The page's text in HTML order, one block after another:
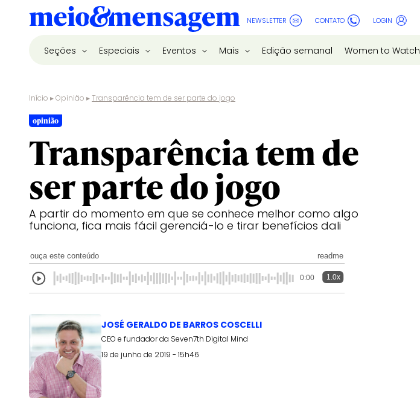
NEWSLETTER CONTATO LOGIN
Seções Especiais Eventos Mais Edição semanal Women to Watch
Início ▸Opinião ▸ Transparência tem de ser parte do jogo
opinião
Transparência tem de
ser parte do jogo
A partir do momento em que se conhece melhor como algo
funciona, fica mais fácil gerenciá-lo e tirar benefícios dali
ouça este conteúdo readme
0:00 1.0x
JOSÉ GERALDO DE BARROS COSCELLI
CEO e fundador da Seven7th Digital Mind
19 de junho de 2019 - 15h46